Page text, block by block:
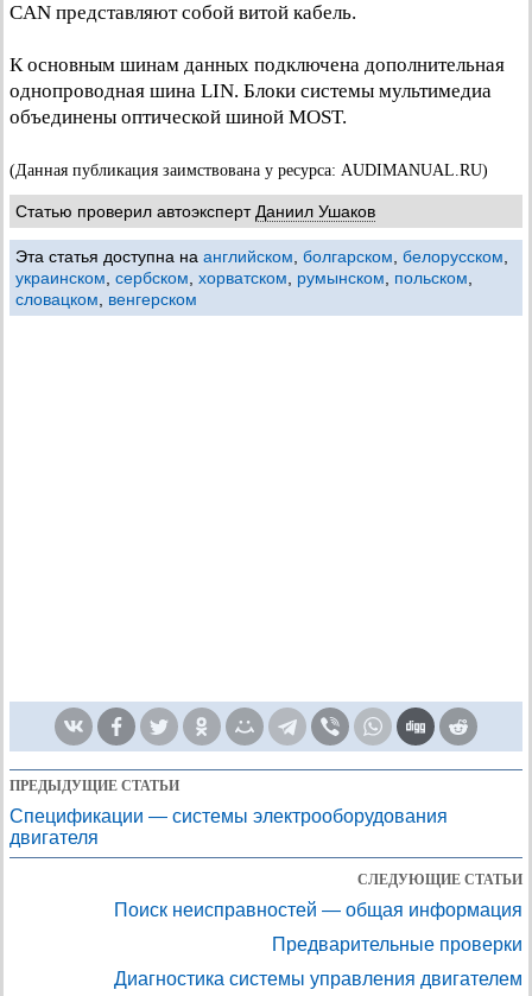
CAN представляют собой витой кабель.
К основным шинам данных подключена дополнительная
однопроводная шина LIN. Блоки системы мультимедиа
объединены оптической шиной MOST.
(Данная публикация заимствована у ресурса: AUDIMANUAL.RU)
Статью проверил автоэксперт Даниил Ушаков
Эта статья доступна на английском болгарском белорусском
украинском сербском хорватском румынском польском
словацком
венгерском
ПРЕДЫДУЩИЕ СТАТЬИ
Спецификации — системы электрооборудования
двигателя
СЛЕДУЮЩИЕ СТАТЬИ
Поиск неисправностей — общая информация
Предварительные проверки
Диагностика системы управления двигателем